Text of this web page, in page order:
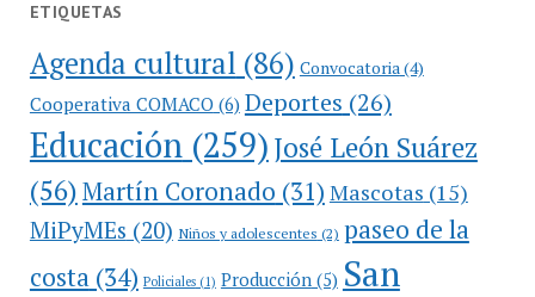
ETIQUETAS
Agenda cultural (86) Convocatoria (4)
Cooperativa COMACO(6) Deportes (26)
Educación(259)José León Suárez
(56)Martín Coronado (31) Mascotas (15)
MiPyMEs (20) Niños y adolescentes (2) paseo de la
costa(34) Policiales(1) Producción(5) San